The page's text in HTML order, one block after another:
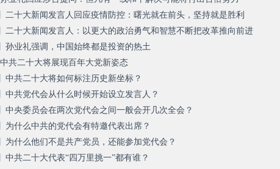
二十大新闻发言人回应疫情防控：曙光就在前头，坚持就是胜利
二十大新闻发言人：以更大的政治勇气和智慧不断把改革推向前进
孙业礼强调，中国始终都是投资的热土
共二十大将展现百年大党新姿态
中共二十大将如何标注历史新坐标？
中共党代会从什么时候开始设立发言人？
中央委员会在两次党代会之间一般会开几次全会？
为什么中共的党代会有特邀代表出席？
为什么他们不是共产党员，还能参加党代会？
中共二十大代表“四万里挑一”都有谁？